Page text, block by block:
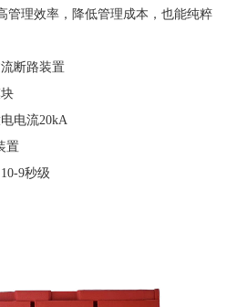
管理效率，降低管理成本，也能纯粹
断路装置
电流20kA
置
10-9秒级